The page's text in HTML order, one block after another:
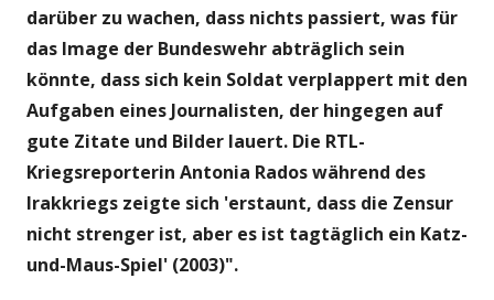
darüber zu wachen, dass nichts passiert, was für
das Image der Bundeswehr abträglich sein
könnte, dass sich kein Soldat verplappert mit den
Aufgaben eines Journalisten, der hingegen auf
gute Zitate und Bilder lauert. Die RTL-
Kriegsreporterin Antonia Rados während des
Irakkriegs zeigte sich 'erstaunt, dass die Zensur
nicht strenger ist, aber es ist tagtäglich ein Katz-
und-Maus-Spiel' (2003)".